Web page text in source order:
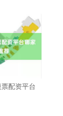
配资平台